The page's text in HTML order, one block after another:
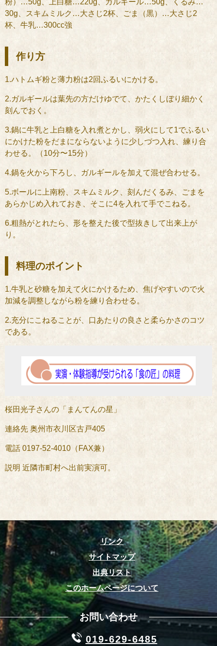
粉）…50g、上白糖…220g、ガルギール…50g、くるみ…
30g、スキムミルク…大さじ2杯、ごま（黒）…大さじ2
杯、牛乳…300cc強
作り方
1.ハトムギ粉と薄力粉は2回ふるいにかける。
2.ガルギールは葉先の方だけゆでて、かたくしぼり細かく
刻んでおく。
3.鍋に牛乳と上白糖を入れ煮とかし、弱火にして1でふるい
にかけた粉をだまにならないように少しづつ入れ、練り合
わせる。（10分〜15分）
4.鍋を火から下ろし、ガルギールを加えて混ぜ合わせる。
5.ボールに上南粉、スキムミルク、刻んだくるみ、ごまを
あらかじめ入れておき、そこに4を入れて手でこねる。
6.粗熱がとれたら、形を整えた後で型抜きして出来上が
り。
料理のポイント
1.牛乳と砂糖を加えて火にかけるため、焦げやすいので火
加減を調整しながら粉を練り合わせる。
2.充分にこねることが、口あたりの良さと柔らかさのコツ
である。
桜田光子さんの「まんてんの星」
連絡先 奥州市衣川区古戸405
電話 0197-52-4010（FAX兼）
説明 近隣市町村へ出前実演可。
リンク
サイトマップ
出典リスト
このホームページについて
お問い合わせ
019-629-6485